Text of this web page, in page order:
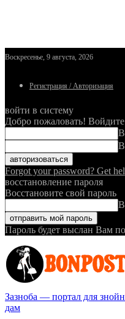
Воскресенье, 9 августа, 2026
Регистрация / Авторизация
войти в систему
Добро пожаловать!
Forgot your password? Get
восстановление пароля
Восстановите свой пароль
Пароль будет выслан Вам
Зазноба — портал для
дам